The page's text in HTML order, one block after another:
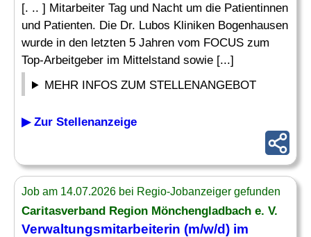
[. .. ] Mitarbeiter Tag und Nacht um die Patientinnen
und Patienten. Die Dr. Lubos Kliniken Bogenhausen
wurde in den letzten 5 Jahren vom FOCUS zum
Top-Arbeitgeber im Mittelstand sowie [...]
MEHR INFOS ZUM STELLENANGEBOT
▶ Zur Stellenanzeige
Job am 14.07.2026 bei Regio-Jobanzeiger gefunden
Caritasverband Region Mönchengladbach e. V.
Verwaltungsmitarbeiterin (m/w/d) im